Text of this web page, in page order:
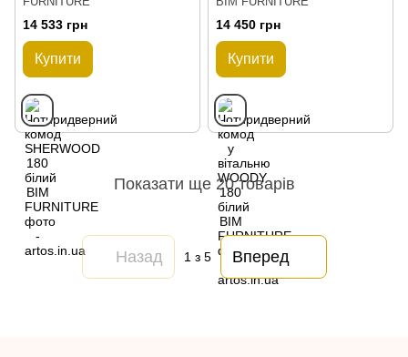
14 533 грн
Купити
14 450 грн
Купити
Показати ще 20 товарів
Назад 1 з 5 Вперед